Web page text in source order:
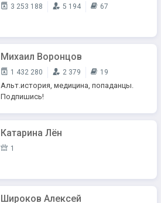
3 253 188 5 194 67
Михаил Воронцов
1 432 280 2 379 19
Альт.история, медицина, попаданцы.
Подпишись!
Катарина Лён
1
Широков Алексей